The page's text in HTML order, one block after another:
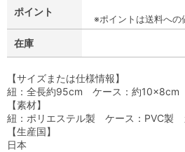
ポイント
※ポイントは送料への
在庫
【サイズまたは仕様情報】
紐：全長約95cm ケース：約10×8cm
【素材】
紐：ポリエステル製 ケース：PVC製
【生産国】
日本